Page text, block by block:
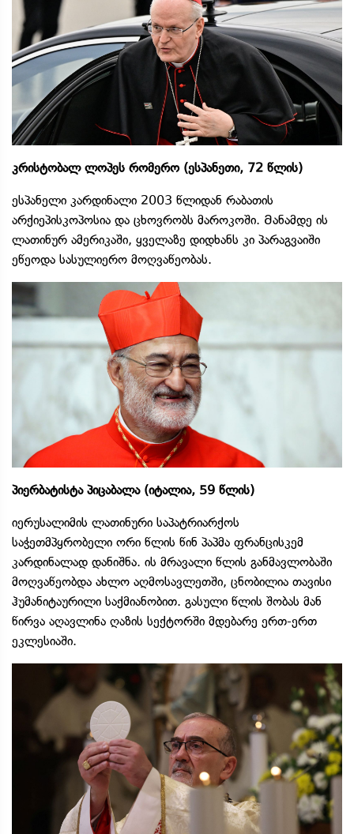
კრისტობალ ლოპეს რომერო (ესპანეთი, 72 წლის)
ესპანელი კარდინალი 2003 წლიდან რაბათის
არქიეპისკოპოსია და ცხოვრობს მაროკოში. Მანამდე ის
ლათინურ ამერიკაში, ყველაზე დიდხანს კი პარაგვაიში
ეწეოდა სასულიერო მოღვაწეობას.
პიერბატისტა პიცაბალა (იტალია, 59 წლის)
იერუსალიმის ლათინური საპატრიარქოს
საჭეთმპყრობელი ორი წლის წინ პაპმა ფრანცისკემ
კარდინალად დანიშნა. ის მრავალი წლის განმავლობაში
მოღვაწეობდა ახლო აღმოსავლეთში, ცნობილია თავისი
ჰუმანიტაურილი საქმიანობით. გასული წლის შობას მან
წირვა აღავლინა ღაზის სექტორში მდებარე ერთ-ერთ
ეკლესიაში.